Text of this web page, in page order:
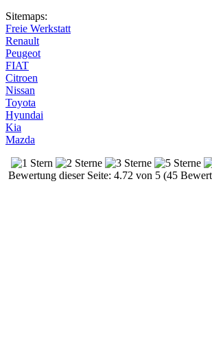
Sitemaps:
Freie Werkstatt
Renault
Peugeot
FIAT
Citroen
Nissan
Toyota
Hyundai
Kia
Mazda
Bewertung dieser Seite: 4.72 von 5 (45